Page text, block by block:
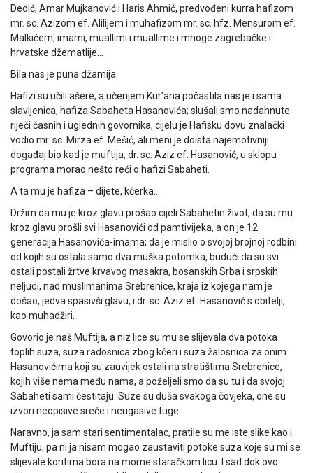
Dedić, Amar Mujkanović i Haris Ahmić, predvođeni kurra hafizom
mr. sc. Azizom ef. Alilijem i muhafizom mr. sc. hfz. Mensurom ef.
Malkićem; imami, muallimi i muallime i mnoge zagrebačke i
hrvatske džematlije…
Bila nas je puna džamija.
Hafizi su učili ašere, a učenjem Kur’ana počastila nas je i sama
slavljenica, hafiza Sabaheta Hasanovića; slušali smo nadahnute
riječi časnih i uglednih govornika, cijelu je Hafisku dovu znalački
vodio mr. sc. Mirza ef. Mešić, ali meni je doista najemotivniji
događaj bio kad je muftija, dr. sc. Aziz ef. Hasanović, u sklopu
programa morao nešto reći o hafizi Sabaheti.
A ta mu je hafiza – dijete, kćerka…
Držim da mu je kroz glavu prošao cijeli Sabahetin život, da su mu
kroz glavu prošli svi Hasanovići od pamtivijeka, a on je 12.
generacija Hasanovića-imama; da je mislio o svojoj brojnoj rodbini
od kojih su ostala samo dva muška potomka, budući da su svi
ostali postali žrtve krvavog masakra, bosanskih Srba i srpskih
neljudi, nad muslimanima Srebrenice, kraja iz kojega nam je
došao, jedva spasivši glavu, i dr. sc. Aziz ef. Hasanović s obitelji,
kao muhadžiri.
Govorio je naš Muftija, a niz lice su mu se slijevala dva potoka
toplih suza, suza radosnica zbog kćeri i suza žalosnica za onim
Hasanovićima koji su zauvijek ostali na stratištima Srebrenice,
kojih više nema među nama, a poželjeli smo da su tu i da svojoj
Sabaheti sami čestitaju. Suze su duša svakoga čovjeka, one su
izvori neopisive sreće i neugasive tuge.
Naravno, ja sam stari sentimentalac, pratile su me iste slike kao i
Muftiju, pa ni ja nisam mogao zaustaviti potoke suza koje su mi se
slijevale koritima bora na mome staračkom licu. I sad dok ovo